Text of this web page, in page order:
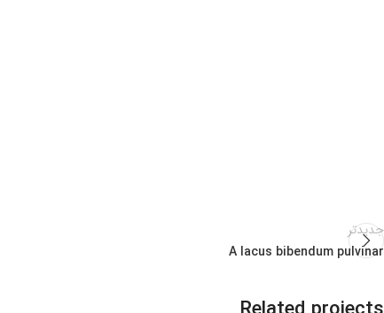
جدیدتر
A lacus bibendum pulvinar